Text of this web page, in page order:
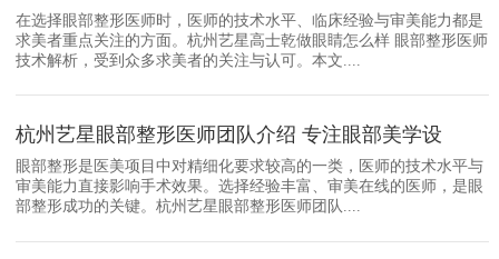
在选择眼部整形医师时，医师的技术水平、临床经验与审美能力都是
求美者重点关注的方面。杭州艺星高士乾做眼睛怎么样 眼部整形医师
技术解析，受到众多求美者的关注与认可。本文....
杭州艺星眼部整形医师团队介绍 专注眼部美学设
眼部整形是医美项目中对精细化要求较高的一类，医师的技术水平与
审美能力直接影响手术效果。选择经验丰富、审美在线的医师，是眼
部整形成功的关键。杭州艺星眼部整形医师团队....